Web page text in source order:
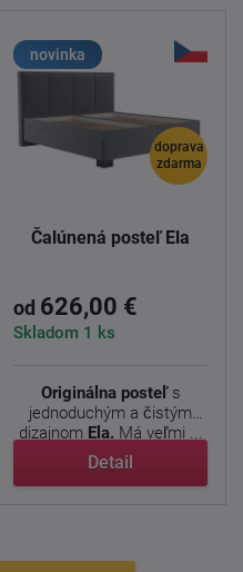
novinka
doprava
zdarma
Čalúnená posteľ Ela
od 626,00 €
Skladom 1 ks
Originálna posteľs
jednoduchým a čistým
dizajnom Ela. Má veľmi ...
Detail